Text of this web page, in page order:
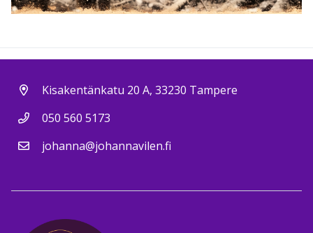
Kisakentänkatu 20 A, 33230 Tampere
050 560 5173
johanna@johannavilen.fi